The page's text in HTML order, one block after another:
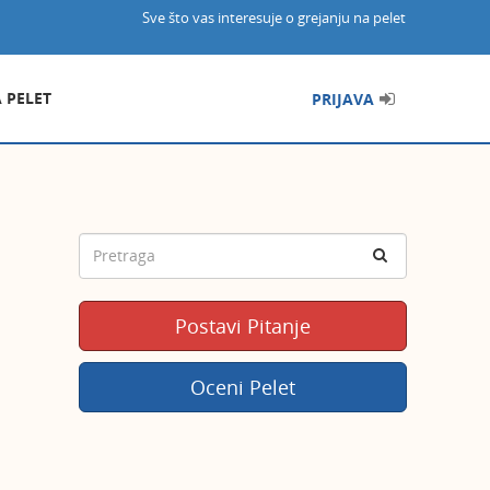
Sve što vas interesuje o grejanju na pelet
PRIJAVA
PELET
Postavi Pitanje
Oceni Pelet